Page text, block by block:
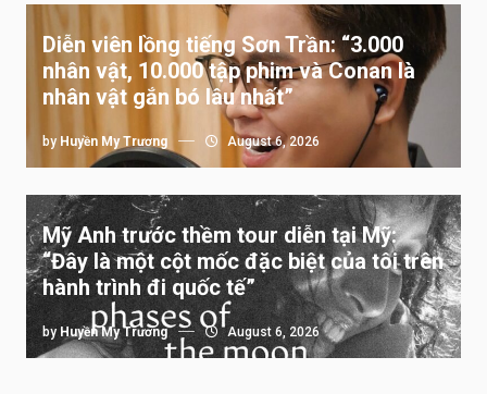
Diễn viên lồng tiếng Sơn Trần: “3.000
nhân vật, 10.000 tập phim và Conan là
nhân vật gắn bó lâu nhất”
by Huyền My Trương August 6, 2026
Mỹ Anh trước thềm tour diễn tại Mỹ:
“Đây là một cột mốc đặc biệt của tôi trên
hành trình đi quốc tế”
by Huyền My Trương August 6, 2026